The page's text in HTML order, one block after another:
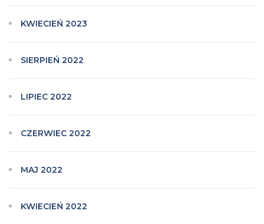
KWIECIEŃ 2023
SIERPIEŃ 2022
LIPIEC 2022
CZERWIEC 2022
MAJ 2022
KWIECIEŃ 2022